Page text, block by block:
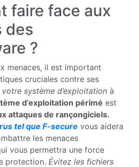
faire face aux
des
?
menaces, il est important
cruciales contre ses
système d’exploitation à
d’exploitation périmé est
attaques de rançongiciels.
tel que F-secure vous aidera
les menaces
vous permettra une force
protection. Évitez les fichiers